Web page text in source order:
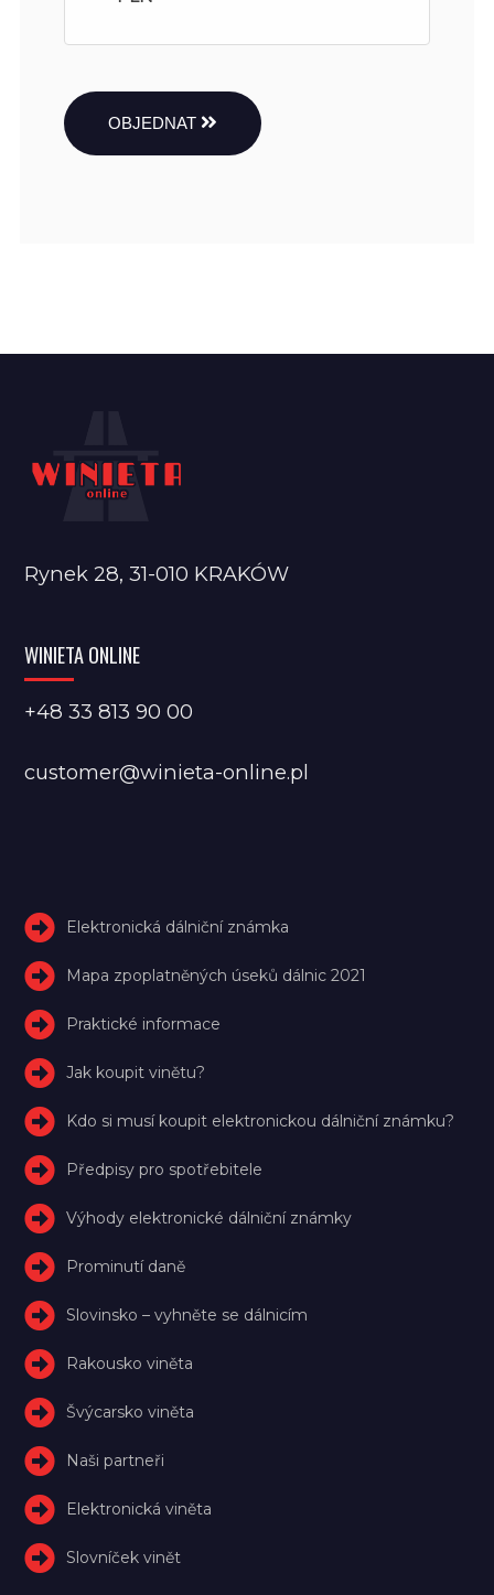
OBJEDNAT
Rynek 28, 31-010 KRAKÓW
WINIETA ONLINE
+48 33 813 90 00
customer@winieta-online.pl
Elektronická dálniční známka
Mapa zpoplatněných úseků dálnic 2021
Praktické informace
Jak koupit vinětu?
Kdo si musí koupit elektronickou dálniční známku?
Předpisy pro spotřebitele
Výhody elektronické dálniční známky
Prominutí daně
Slovinsko – vyhněte se dálnicím
Rakousko viněta
Švýcarsko viněta
Naši partneři
Elektronická viněta
Slovníček vinět